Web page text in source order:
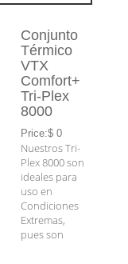
Conjunto
Térmico
VTX
Comfort+
Tri-Plex
8000
Price:$ 0
Nuestros Tri-
Plex 8000 son
ideales para
uso en
Condiciones
Extremas,
pues son